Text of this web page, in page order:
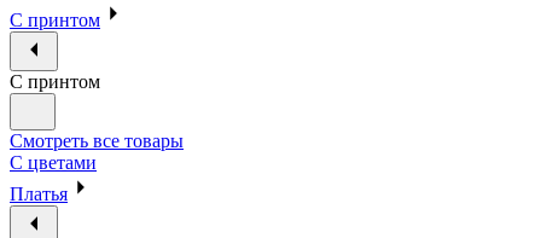
С принтом
С принтом
Смотреть все товары
С цветами
Платья